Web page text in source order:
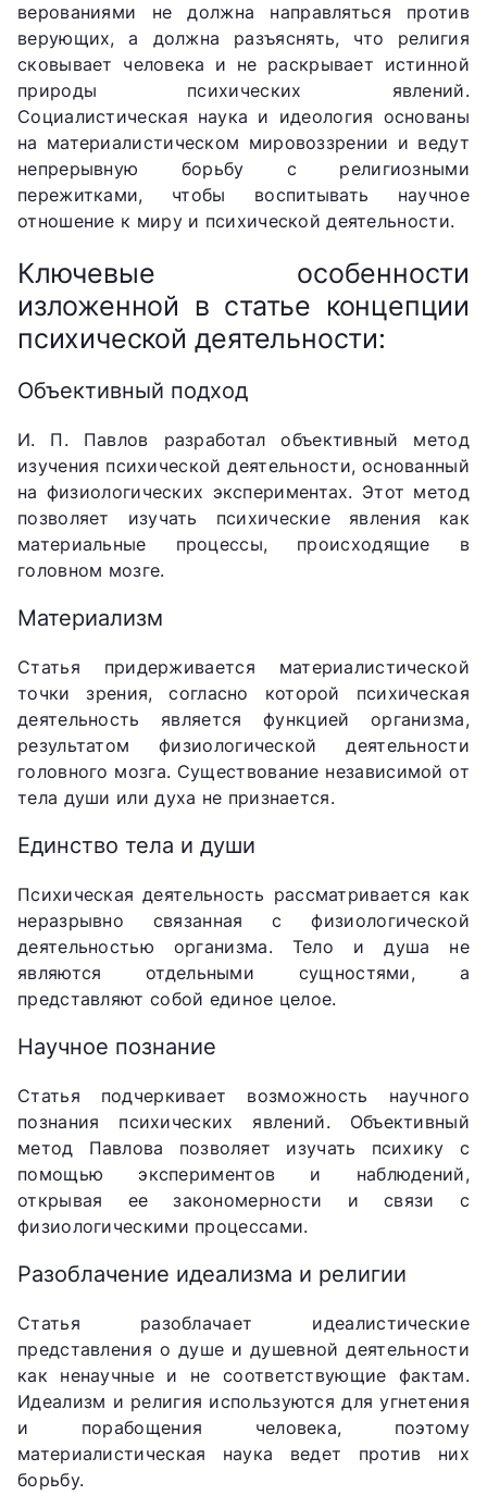
верованиями не должна направляться против
верующих, а должна разъяснять, что религия
сковывает человека и не раскрывает истинной
природы психических явлений.
Социалистическая наука и идеология основаны
на материалистическом мировоззрении и ведут
непрерывную борьбу с религиозными
пережитками, чтобы воспитывать научное
отношение к миру и психической деятельности.
Ключевые особенности
изложенной в статье концепции
психической деятельности:
Объективный подход
И. П. Павлов разработал объективный метод
изучения психической деятельности, основанный
на физиологических экспериментах. Этот метод
позволяет изучать психические явления как
материальные процессы, происходящие в
головном мозге.
Материализм
Статья придерживается материалистической
точки зрения, согласно которой психическая
деятельность является функцией организма,
результатом физиологической деятельности
головного мозга. Существование независимой от
тела души или духа не признается.
Единство тела и души
Психическая деятельность рассматривается как
неразрывно связанная с физиологической
деятельностью организма. Тело и душа не
являются отдельными сущностями, а
представляют собой единое целое.
Научное познание
Статья подчеркивает возможность научного
познания психических явлений. Объективный
метод Павлова позволяет изучать психику с
помощью экспериментов и наблюдений,
открывая ее закономерности и связи с
физиологическими процессами.
Разоблачение идеализма и религии
Статья разоблачает идеалистические
представления о душе и душевной деятельности
как ненаучные и не соответствующие фактам.
Идеализм и религия используются для угнетения
и порабощения человека, поэтому
материалистическая наука ведет против них
борьбу.